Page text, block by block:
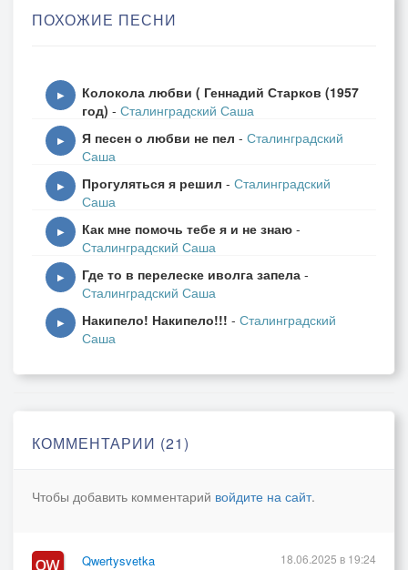
ПОХОЖИЕ ПЕСНИ
▶
Колокола любви ( Геннадий Старков (1957
год) - Сталинградский Саша
▶ Я песен о любви не пел - Сталинградский
Саша
▶ Прогуляться я решил - Сталинградский
Саша
▶ Как мне помочь тебе я и не знаю -
Сталинградский Саша
▶ Где то в перелеске иволга запела -
Сталинградский Саша
▶ Накипело! Накипело!!! - Сталинградский
Саша
КОММЕНТАРИИ (21)
Чтобы добавить комментарий войдите на сайт.
Qwertysvetka
18.06.2025 в 19:24